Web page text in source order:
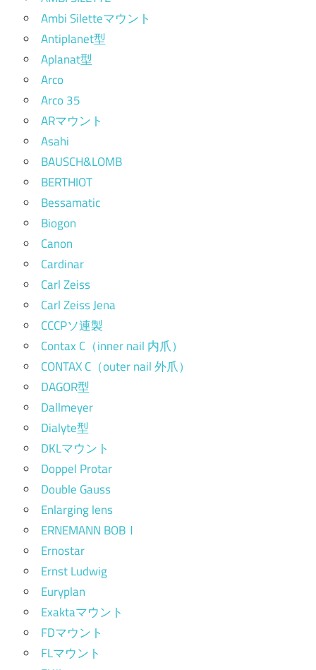
Ambi Siletteマウント
Antiplanet型
Aplanat型
Arco
Arco 35
ARマウント
Asahi
BAUSCH&LOMB
BERTHIOT
Bessamatic
Biogon
Canon
Cardinar
Carl Zeiss
Carl Zeiss Jena
CCCPソ連製
Contax C（inner nail 内爪）
CONTAX C（outer nail 外爪）
DAGOR型
Dallmeyer
Dialyte型
DKLマウント
Doppel Protar
Double Gauss
Enlarging lens
ERNEMANN BOBⅠ
Ernostar
Ernst Ludwig
Euryplan
Exaktaマウント
FDマウント
FLマウント